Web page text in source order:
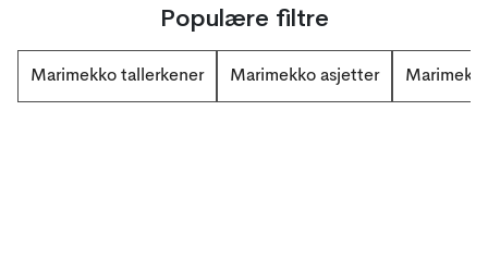
kjole designet av Marimekko på forsiden av Sports Illustrated.
Armi Ratia. Grunnleggeren av selv sier at Marimekko ikke
holdbare produkter som tilfeldigvis ofte er veldig moderne. I
Populære filtre
Marimekko tallerkener Marimekko asjetter